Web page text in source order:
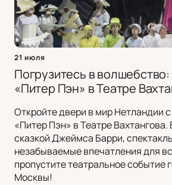
21 июля
Погрузитесь в
«Питер Пэн» в Театре
Откройте двери в мир Нетландии
«Питер Пэн» в Театре
сказкой Джеймса Барри,
незабываемые впечатления для
пропустите театральное событие
Москвы!